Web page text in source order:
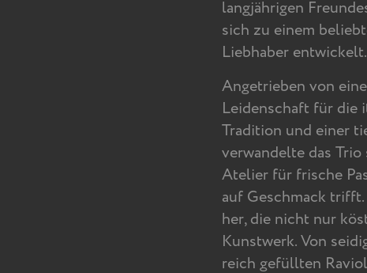
langjährigen
sich zu einem
Liebhaber entwickelt.
Angetrieben von
Leidenschaft für die
Tradition und einer
verwandelte das Trio
Atelier für frische
auf Geschmack trifft.
her, die nicht nur
Kunstwerk. Von
reich gefüllten